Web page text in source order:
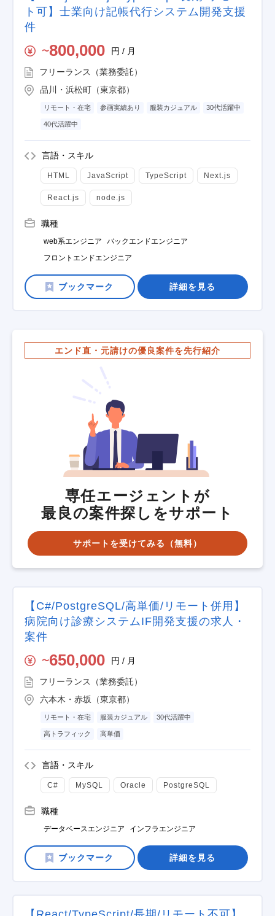
ト可】士業向け記帳代行システム開発支援
件
〜800,000 円 / 月
フリーランス（業務委託）
品川・浜松町（東京都）
リモート・在宅 参画実績あり 服装カジュアル 30代活躍中
40代活躍中
言語・スキル
HTML JavaScript TypeScript Next.js
React.js node.js
職種
web系エンジニア
バックエンドエンジニア
フロントエンドエンジニア
詳細を見る
エンド直・元請けの優良案件を先行紹介
専任エージェントが
最良の案件探しをサポート
サポートを受けてみる（無料）
【C#/PostgreSQL/高単価/リモート併用】
病院向け診療システムIF開発支援の求人・
案件
〜650,000 円 / 月
フリーランス（業務委託）
六本木・赤坂（東京都）
リモート・在宅 服装カジュアル 30代活躍中
高トラフィック 高単価
言語・スキル
C# MySQL Oracle PostgreSQL
職種
データベースエンジニア インフラエンジニア
詳細を見る